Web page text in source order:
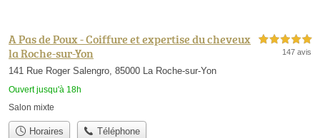
A Pas de Poux - Coiffure et expertise du cheveux
la Roche-sur-Yon
141 Rue Roger Salengro, 85000 La Roche-sur-Yon
Ouvert jusqu'à 18h
5,0 étoiles sur 5
147 avis
Salon mixte
Horaires Téléphone